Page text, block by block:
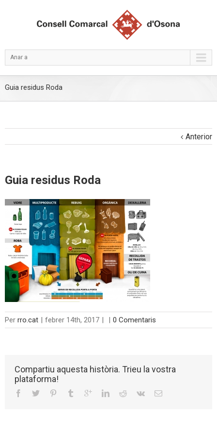
Anar a
Guia residus Roda
Anterior
Guia residus Roda
Per rro.cat | febrer 14th, 2017 | | 0 Comentaris
Compartiu aquesta història. Trieu la vostra
plataforma!